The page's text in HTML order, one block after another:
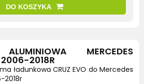
DO KOSZYKA
MERCEDES
2006-2018R
ładunkowa CRUZ EVO do Mercedes
2018r